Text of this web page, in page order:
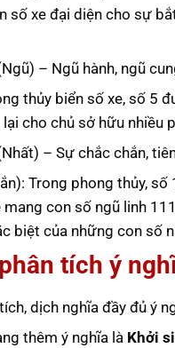
số xe đại diện cho sự
– Ngũ hành, ngũ
thủy biển số xe, số 5
cho chủ sở hữu
– Sự chắc chắn,
Trong phong thủy,
con số ngũ linh
biệt của những con số
tích ý
dịch nghĩa đầy đủ ý
thêm ý nghĩa là Khởi